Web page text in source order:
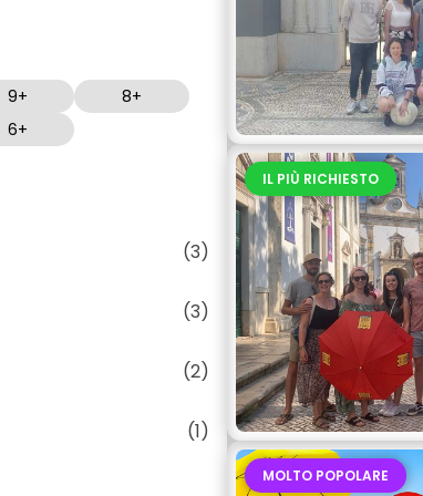
9+
8+
6+
(3)
(3)
(2)
(1)
IL PIÙ RICHIESTO
MOLTO POPOLARE